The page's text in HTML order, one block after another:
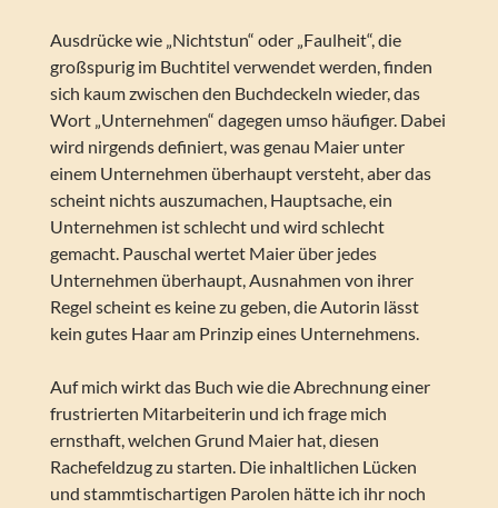
Ausdrücke wie „Nichtstun“ oder „Faulheit“, die
großspurig im Buchtitel verwendet werden, finden
sich kaum zwischen den Buchdeckeln wieder, das
Wort „Unternehmen“ dagegen umso häufiger. Dabei
wird nirgends definiert, was genau Maier unter
einem Unternehmen überhaupt versteht, aber das
scheint nichts auszumachen, Hauptsache, ein
Unternehmen ist schlecht und wird schlecht
gemacht. Pauschal wertet Maier über jedes
Unternehmen überhaupt, Ausnahmen von ihrer
Regel scheint es keine zu geben, die Autorin lässt
kein gutes Haar am Prinzip eines Unternehmens.
Auf mich wirkt das Buch wie die Abrechnung einer
frustrierten Mitarbeiterin und ich frage mich
ernsthaft, welchen Grund Maier hat, diesen
Rachefeldzug zu starten. Die inhaltlichen Lücken
und stammtischartigen Parolen hätte ich ihr noch